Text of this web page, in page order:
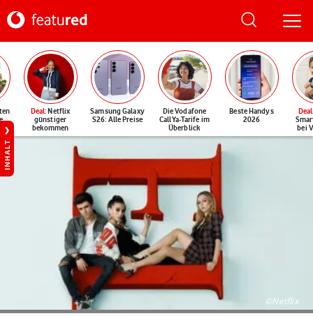
Deal: Netflix
günstiger
bekommen
Samsung Galaxy
S26: Alle Preise
Die Vodafone
CallYa-Tarife im
Überblick
Beste Handys
2026
Deal
bei
INHALT
©Netflix